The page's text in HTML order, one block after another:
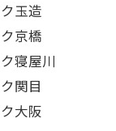
玉造
京橋
寝屋川
関目
大阪